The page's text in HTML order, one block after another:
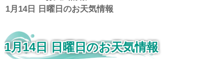
1月14日 日曜日のお天気情報
1月14日 日曜日のお天気情報